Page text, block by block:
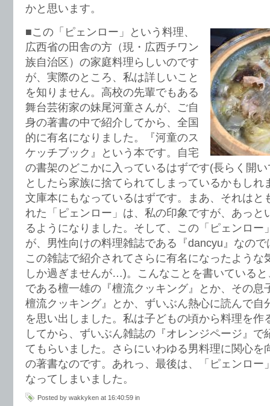
かと思います。
■この「ピェンロー」という料理、
広西省の田舎の方（現・広西チワン
族自治区）の家庭料理らしいのです
が、実際のところ、私は詳しいこと
を知りません。高校の先輩でもある
舞台芸術家の妹尾河童さんが、ご自
身の著書の中で紹介してから、全国
的に有名になりました。『河童のス
ケッチブック』という本です。自宅
の書架のどこかに入っているはずです(長らく開
としたら家族に捨てられてしまっているかもし
文庫本にもなっているはずです。まあ、それはと
れた「ピェンロー」は、私の印象ですが、あっと
るようになりました。そして、この「ピェンロー
が、男性向けの料理雑誌である『dancyu』なの
この雑誌で紹介されてさらに有名になったような
しか過ぎませんが…)。こんなことを書いている
である檀一雄の『檀流クッキング』とか、その息
檀流クッキング』とか、ずいぶん熱心に読んで自
を思い出しました。私は子どもの頃から料理を作
してから、ずいぶん雑誌の『オレンジページ』で
てもらいました。さらにいわゆる男料理に関心を
の著書なのです。あれっ、最後は、「ピェンロー
なってしまいました。
Posted by wakkyken at 16:40:59 in